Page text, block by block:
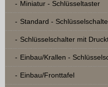
Miniatur - Schlüsseltaster
Standard -
Schlüsselschalter mit
Einbau/Krallen -
Einbau/Fronttafel